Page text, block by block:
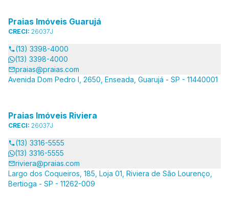
Praias Imóveis Guarujá
CRECI: 26037J
(13) 3398-4000
(13) 3398-4000
praias@praias.com
Avenida Dom Pedro I, 2650, Enseada, Guarujá - SP - 11440001
Praias Imóveis Riviera
CRECI: 26037J
(13) 3316-5555
(13) 3316-5555
riviera@praias.com
Largo dos Coqueiros, 185, Loja 01, Riviera de São Lourenço,
Bertioga - SP - 11262-009